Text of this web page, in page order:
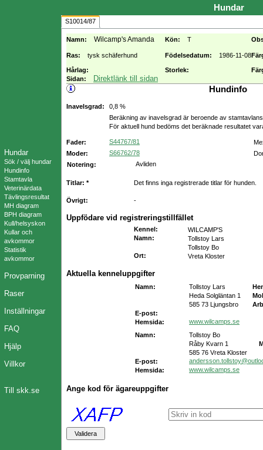
Hundar
Sök / välj hundar
Hundinfo
Stamtavla
Veterinärdata
Tävlingsresultat
MH diagram
BPH diagram
Kull/helsyskon
Kullar och
avkommor
Statistik
avkommor
Provparning
Raser
Inställningar
FAQ
Hjälp
Villkor
Till skk.se
Hundar
S10014/87
Namn: Wilcamp's Amanda Kön: T
Ras: tysk schäferhund Födelsedatum: 1986-11-08
Hårlag: Storlek:
Sidan:
Direktlänk till sidan
Hundinfo
Inavelsgrad:
0,8 %
Beräkning av inavelsgrad är beroende av
För aktuell hund bedöms det beräknade resultatet
Fader: S44767/81
Moder:
S66762/78
Notering:
Avliden
Titlar: * Det finns inga registrerade titlar för hunden.
Övrigt: -
Uppfödare vid registreringstillfället
Kennel :
WILCAMP'S
Namn:
Tollstoy Lars
Tollstoy Bo
Ort: Vreta Kloster
Aktuella kenneluppgifter
Namn: Tollstoy Lars
Heda Solgläntan 1
585 73 Ljungsbro
E-post:
Hemsida:
www.wilcamps.se
Namn:
Tollstoy Bo
Råby Kvarn 1
585 76 Vreta Kloster
E-post:
Hemsida:
www.wilcamps.se
Ange kod för ägareuppgifter